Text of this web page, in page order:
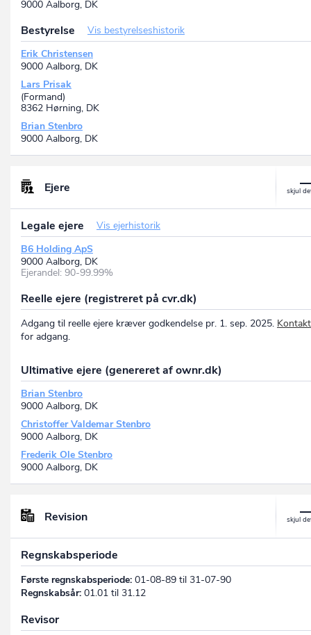
9000 Aalborg, DK
Bestyrelse
Vis bestyrelseshistorik
Erik Christensen
9000 Aalborg, DK
Lars Prisak
(Formand)
8362 Hørning, DK
Brian Stenbro
9000 Aalborg, DK
Ejere
Legale ejere
Vis ejerhistorik
B6 Holding ApS
9000 Aalborg, DK
Ejerandel: 90-99.99%
Reelle ejere (registreret på cvr.dk)
Adgang til reelle ejere kræver godkendelse pr. 1. sep. 2025.
for adgang.
Ultimative ejere (genereret af ownr.dk)
Brian Stenbro
9000 Aalborg, DK
Christoffer Valdemar Stenbro
9000 Aalborg, DK
Frederik Ole Stenbro
9000 Aalborg, DK
Revision
Regnskabsperiode
Første regnskabsperiode: 01-08-89 til 31-07-90
Regnskabsår: 01.01 til 31.12
Revisor